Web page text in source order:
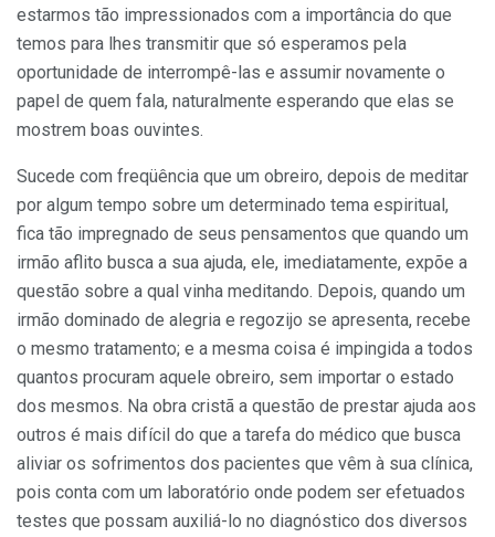
estarmos tão impressionados com a im­portância do que
temos para lhes transmitir que só esperamos pela
oportunidade de interrompê-las e as­sumir novamente o
papel de quem fala, naturalmente esperando que elas se
mostrem boas ouvintes.
Sucede com freqüência que um obreiro, depois de meditar
por algum tempo sobre um determinado tema espiritual,
fica tão impregnado de seus pensa­mentos que quando um
irmão aflito busca a sua ajuda, ele, imediatamente, expõe a
questão sobre a qual vinha meditando. Depois, quando um
irmão dominado de alegria e regozijo se apresenta, recebe
o mesmo trata­mento; e a mesma coisa é impingida a todos
quantos procuram aquele obreiro, sem importar o estado
dos mesmos. Na obra cristã a questão de prestar ajuda aos
outros é mais difícil do que a tarefa do médico que busca
aliviar os sofrimentos dos pacientes que vêm à sua clínica,
pois conta com um laboratório onde podem ser efetuados
testes que possam auxiliá-lo no diagnóstico dos diversos